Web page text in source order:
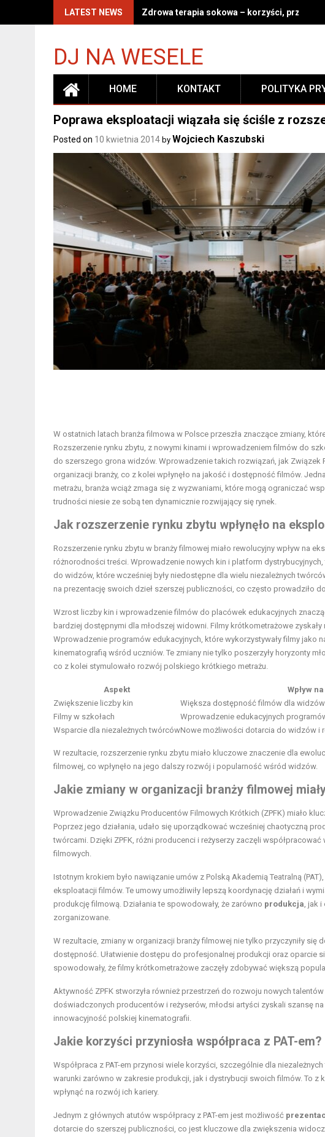
LATEST NEWS Zdrowa terapia sokowa – korzyści, przepisy
DJ NA WESELE
HOME KONTAKT POLITYKA
Poprawa eksploatacji wiązała się ściśle z
Posted on 10 kwietnia 2014 by Wojciech Kaszubski
W ostatnich latach branża filmowa w Polsce przeszła znaczące zmiany,
Rozszerzenie rynku zbytu, z nowymi kinami i wprowadzeniem filmów do
do szerszego grona widzów. Wprowadzenie takich rozwiązań, jak Związek
organizacji branży, co z kolei wpłynęło na jakość i dostępność filmów.
metrażu, branża wciąż zmaga się z wyzwaniami, które mogą ograniczać
trudności niesie ze sobą ten dynamicznie rozwijający się rynek.
Jak rozszerzenie rynku zbytu wpłynęło na
Rozszerzenie rynku zbytu w branży filmowej miało rewolucyjny wpływ na
różnorodności treści. Wprowadzenie nowych kin i platform
do widzów, które wcześniej były niedostępne dla wielu niezależnych
na prezentację swoich dzieł szerszej publiczności, co często prowadziło
Wzrost liczby kin i wprowadzenie filmów do placówek edukacyjnych
bardziej dostępnymi dla młodszej widowni. Filmy krótkometrażowe
Wprowadzenie programów edukacyjnych, które wykorzystywały filmy jako
kinematografią wśród uczniów. Te zmiany nie tylko poszerzyły horyzonty
co z kolei stymulowało rozwój polskiego krótkiego metrażu.
Aspekt
Wpływ
Zwiększenie liczby kin
Większa dostępność filmów dla
Filmy w szkołach
Wprowadzenie edukacyjnych
Wsparcie dla niezależnych twórcówNowe możliwości dotarcia do widzów i
W rezultacie, rozszerzenie rynku zbytu miało kluczowe znaczenie dla
filmowej, co wpłynęło na jego dalszy rozwój i popularność wśród widzów.
Jakie zmiany w organizacji branży filmowej
Wprowadzenie Związku Producentów Filmowych Krótkich (ZPFK) miało
Poprzez jego działania, udało się uporządkować wcześniej chaotyczną
twórcami. Dzięki ZPFK, różni producenci i reżyserzy zaczęli
filmowych.
Istotnym krokiem było nawiązanie umów z Polską Akademią Teatralną
eksploatacji filmów. Te umowy umożliwiły lepszą koordynację działań i
produkcję filmową. Działania te spowodowały, że zarówno produkcja, jak i
zorganizowane.
W rezultacie, zmiany w organizacji branży filmowej nie tylko przyczyniły
dostępność. Ułatwienie dostępu do profesjonalnej produkcji oraz oparcie
spowodowały, że filmy krótkometrażowe zaczęły zdobywać większą
Aktywność ZPFK stworzyła również przestrzeń do rozwoju nowych
doświadczonych producentów i reżyserów, młodsi artyści zyskali szansę
innowacyjność polskiej kinematografii.
Jakie korzyści przyniosła współpraca z PAT-em?
Współpraca z PAT-em przynosi wiele korzyści, szczególnie dla
warunki zarówno w zakresie produkcji, jak i dystrybucji swoich filmów. To
wpłynąć na rozwój ich kariery.
Jednym z głównych atutów współpracy z PAT-em jest możliwość
dotarcie do szerszej publiczności, co jest kluczowe dla zwiększenia